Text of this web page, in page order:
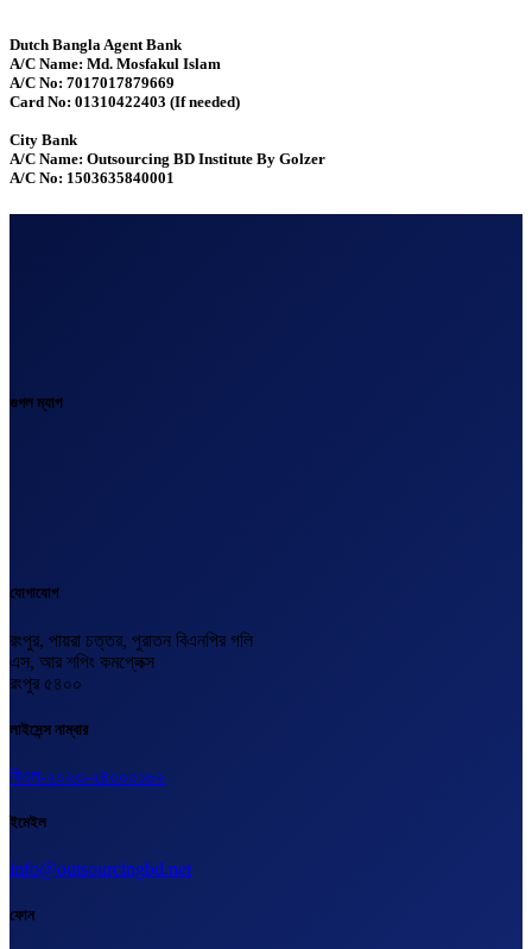
Dutch Bangla Agent Bank
A/C Name: Md. Mosfakul Islam
A/C No: 7017017879669
Card No: 01310422403 (If needed)
City Bank
A/C Name: Outsourcing BD Institute By Golzer
A/C No: 1503635840001
গুগল ম্যাপ
যোগাযোগ
রংপুর, পায়রা চত্তর, পুরাতন বিএনপির গলি
এস, আর শপিং কমপ্লেক্স
রংপুর ৫৪০০
লাইসেন্স নাম্বার
বিএল-২০২৩-২৪০০০১৬২
ইমেইল
info@outsourcingbd.net
ফোন